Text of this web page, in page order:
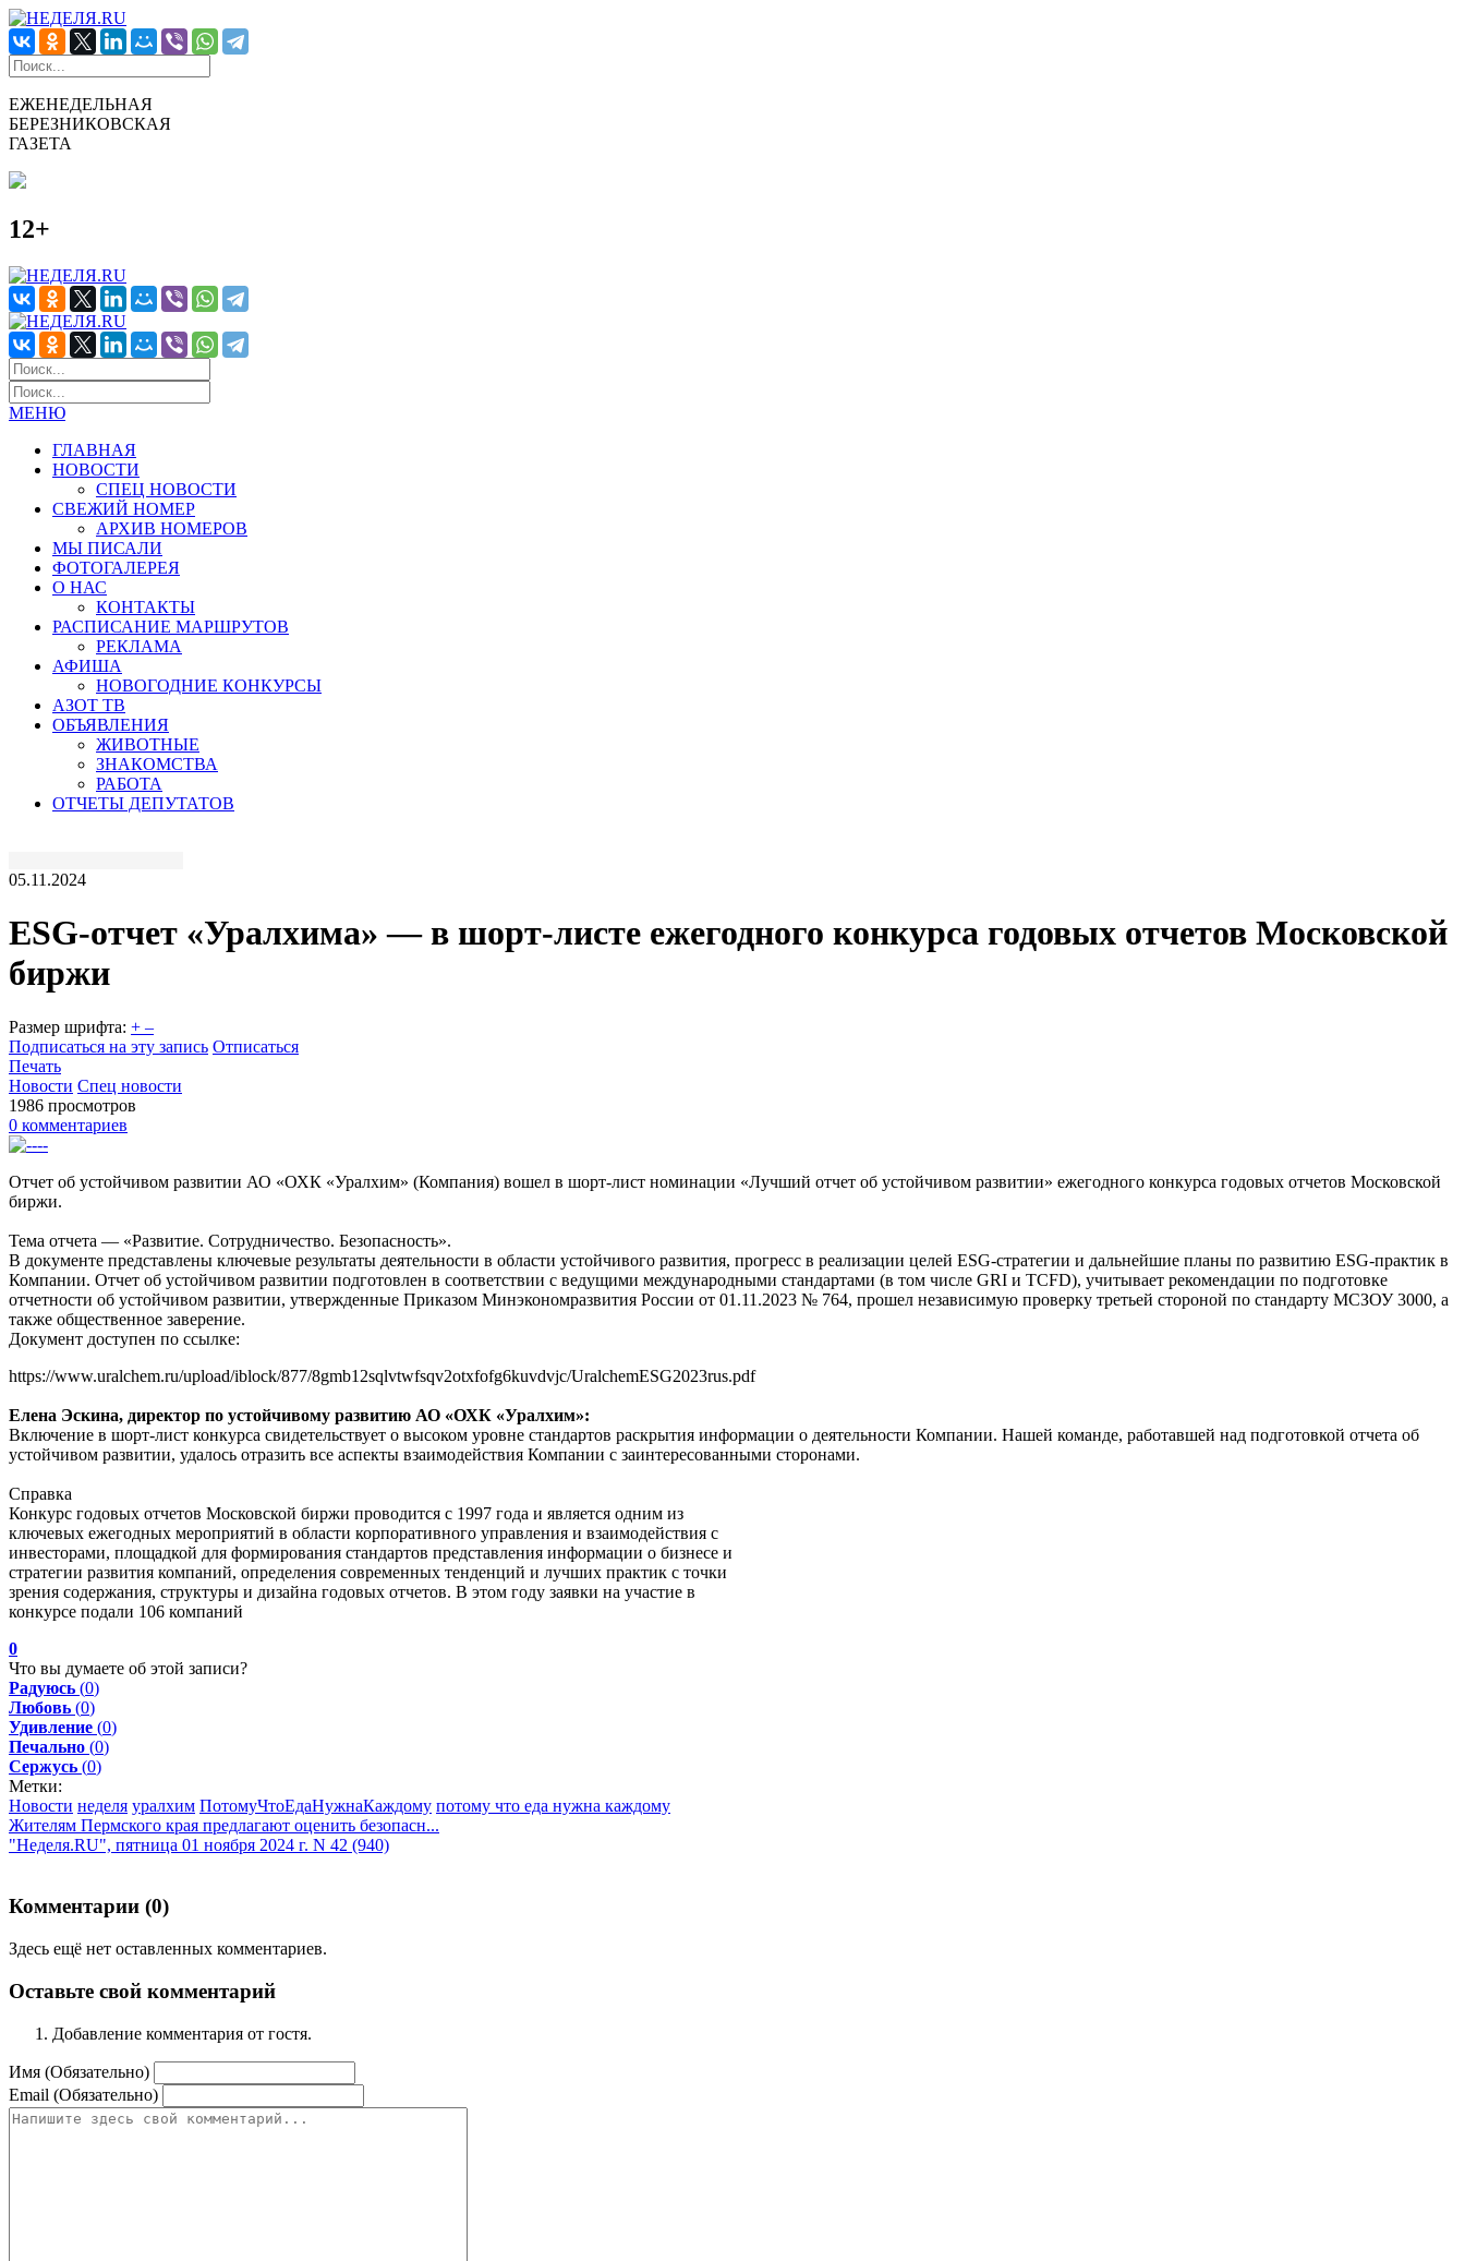
ЕЖЕНЕДЕЛЬНАЯ
БЕРЕЗНИКОВСКАЯ
ГАЗЕТА
12+
МЕНЮ
ГЛАВНАЯ
НОВОСТИ
СПЕЦ НОВОСТИ
СВЕЖИЙ НОМЕР
АРХИВ НОМЕРОВ
МЫ ПИСАЛИ
ФОТОГАЛЕРЕЯ
О НАС
КОНТАКТЫ
РАСПИСАНИЕ МАРШРУТОВ
РЕКЛАМА
АФИША
НОВОГОДНИЕ КОНКУРСЫ
АЗОТ ТВ
ОБЪЯВЛЕНИЯ
ЖИВОТНЫЕ
ЗНАКОМСТВА
РАБОТА
ОТЧЕТЫ ДЕПУТАТОВ
05.11.2024
ESG-отчет «Уралхима» — в шорт-листе ежегодного конкурса годовых отчетов Московской
биржи
Размер шрифта: + –
Подписаться на эту запись Отписаться
Печать
Новости Спец новости
1986 просмотров
0 комментариев
Отчет об устойчивом развитии АО «ОХК «Уралхим» (Компания) вошел в шорт-лист номинации «Лучший отчет об устойчивом развитии» ежегодного конкурса годовых отчетов Московской
биржи.
Тема отчета — «Развитие. Сотрудничество. Безопасность».
В документе представлены ключевые результаты деятельности в области устойчивого развития, прогресс в реализации целей ESG-стратегии и дальнейшие планы по развитию ESG-практик в
Компании. Отчет об устойчивом развитии подготовлен в соответствии с ведущими международными стандартами (в том числе GRI и TCFD), учитывает рекомендации по подготовке
отчетности об устойчивом развитии, утвержденные Приказом Минэкономразвития России от 01.11.2023 № 764, прошел независимую проверку третьей стороной по стандарту МСЗОУ 3000, а
также общественное заверение.
Документ доступен по ссылке:
https://www.uralchem.ru/upload/iblock/877/8gmb12sqlvtwfsqv2otxfofg6kuvdvjc/UralchemESG2023rus.pdf
Елена Эскина, директор по устойчивому развитию АО «ОХК «Уралхим»:
Включение в шорт-лист конкурса свидетельствует о высоком уровне стандартов раскрытия информации о деятельности Компании. Нашей команде, работавшей над подготовкой отчета об
устойчивом развитии, удалось отразить все аспекты взаимодействия Компании с заинтересованными сторонами.
Справка
Конкурс годовых отчетов Московской биржи проводится с 1997 года и является одним из
ключевых ежегодных мероприятий в области корпоративного управления и взаимодействия с
инвесторами, площадкой для формирования стандартов представления информации о бизнесе и
стратегии развития компаний, определения современных тенденций и лучших практик с точки
зрения содержания, структуры и дизайна годовых отчетов. В этом году заявки на участие в
конкурсе подали 106 компаний
0
Что вы думаете об этой записи?
Радуюсь (0)
Любовь (0)
Удивление (0)
Печально (0)
Сержусь (0)
Метки:
Новости неделя уралхим ПотомуЧтоЕдаНужнаКаждому потому что еда нужна каждому
Жителям Пермского края предлагают оценить безопасн...
"Неделя.RU", пятница 01 ноября 2024 г. N 42 (940)
Комментарии (0)
Здесь ещё нет оставленных комментариев.
Оставьте свой комментарий
Добавление комментария от гостя.
Имя (Обязательно)
Email (Обязательно)